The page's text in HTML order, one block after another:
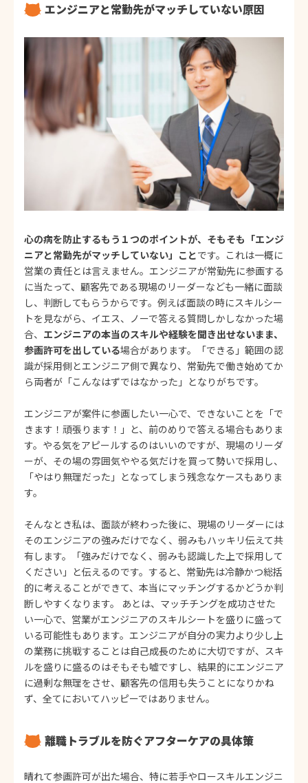
エンジニアと常勤先がマッチしていない原因
心の病を防止するもう１つのポイントが、そもそも「エンジ
ニアと常勤先がマッチしていない」ことです。これは一概に
営業の責任とは言えません。エンジニアが常勤先に参画する
に当たって、顧客先である現場のリーダーなども一緒に面談
し、判断してもらうからです。例えば面談の時にスキルシー
トを見ながら、イエス、ノーで答える質問しかしなかった場
合、 エンジニアの本当のスキルや経験を聞き出せないまま、
参画許可を出している場合があります。「できる」範囲の認
識が採用側とエンジニア側で異なり、常勤先で働き始めてか
ら両者が「こんなはずではなかった」となりがちです。
エンジニアが案件に参画したい一心で、できないことを「で
きます！頑張ります！」と、前のめりで答える場合もありま
す。やる気をアピールするのはいいのですが、現場のリーダ
ーが、その場の雰囲気ややる気だけを買って勢いで採用し、
「やはり無理だった」となってしまう残念なケースもありま
す。
そんなとき私は、面談が終わった後に、現場のリーダーには
そのエンジニアの強みだけでなく、弱みもハッキリ伝えて共
有します。「強みだけでなく、弱みも認識した上で採用して
ください」と伝えるのです。すると、常勤先は冷静かつ総括
的に考えることができて、本当にマッチングするかどうか判
断しやすくなります。 あとは、マッチチングを成功させた
い一心で、営業がエンジニアのスキルシートを盛りに盛って
いる可能性もあります。エンジニアが自分の実力より少し上
の業務に挑戦することは自己成長のために大切ですが、スキ
ルを盛りに盛るのはそもそも嘘ですし、結果的にエンジニア
に過剰な無理をさせ、顧客先の信用も失うことになりかね
ず、全てにおいてハッピーではありません。
離職トラブルを防ぐアフターケアの具体策
晴れて参画許可が出た場合、特に若手やロースキルエンジニ